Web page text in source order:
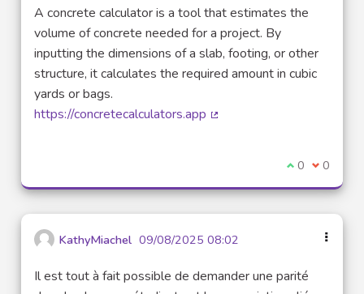
A concrete calculator is a tool that estimates the
volume of concrete needed for a project. By
inputting the dimensions of a slab, footing, or other
structure, it calculates the required amount in cubic
yards or bags.
https://concretecalculators.app
Je suis
0 Je ne
0
KathyMiachel 09/08/2025 08:02
Il est tout à fait possible de demander une parité